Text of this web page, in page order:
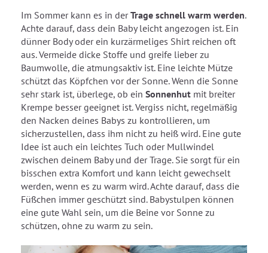
Im Sommer kann es in derTrage schnell warm werden.
Achte darauf, dass dein Baby leicht angezogen ist. Ein
dünner Body oder ein kurzärmeliges Shirt reichen oft
aus. Vermeide dicke Stoffe und greife lieber zu
Baumwolle, die atmungsaktiv ist. Eine leichte Mütze
schützt das Köpfchen vor der Sonne. Wenn die Sonne
sehr stark ist, überlege, ob ein Sonnenhut mit breiter
Krempe besser geeignet ist. Vergiss nicht, regelmäßig
den Nacken deines Babys zu kontrollieren, um
sicherzustellen, dass ihm nicht zu heiß wird. Eine gute
Idee ist auch ein leichtes Tuch oder Mullwindel
zwischen deinem Baby und der Trage. Sie sorgt für ein
bisschen extra Komfort und kann leicht gewechselt
werden, wenn es zu warm wird. Achte darauf, dass die
Füßchen immer geschützt sind. Babystulpen können
eine gute Wahl sein, um die Beine vor Sonne zu
schützen, ohne zu warm zu sein.